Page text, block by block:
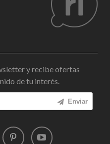
y recibe ofertas
de tu interés.
Enviar